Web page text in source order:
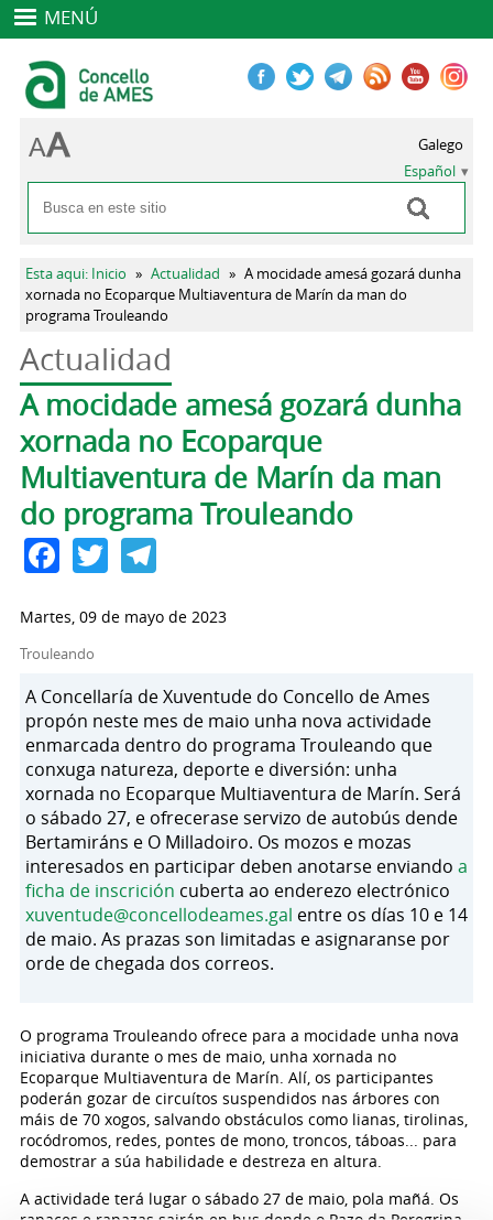
MENÚ
Formulario de búsqueda
Buscar
Galego
Español
Se encuentra usted aquí
Esta aqui: Inicio » Actualidad » A mocidade amesá gozará dunha
xornada no Ecoparque Multiaventura de Marín da man do
programa Trouleando
Actualidad
Solapas principales
A mocidade amesá gozará dunha
xornada no Ecoparque
Multiaventura de Marín da man
do programa Trouleando
Facebook
TwitterTelegram
Martes, 09 de mayo de 2023
Trouleando
A Concellaría de Xuventude do Concello de Ames
propón neste mes de maio unha nova actividade
enmarcada dentro do programa Trouleando que
conxuga natureza, deporte e diversión: unha
xornada no Ecoparque Multiaventura de Marín. Será
o sábado 27, e ofrecerase servizo de autobús dende
Bertamiráns e O Milladoiro. Os mozos e mozas
interesados en participar deben anotarse enviando a
ficha de inscrición cuberta ao enderezo electrónico
xuventude@concellodeames.gal entre os días 10 e 14
de maio. As prazas son limitadas e asignaranse por
orde de chegada dos correos.
O programa Trouleando ofrece para a mocidade unha nova
iniciativa durante o mes de maio, unha xornada no
Ecoparque Multiaventura de Marín. Alí, os participantes
poderán gozar de circuítos suspendidos nas árbores con
máis de 70 xogos, salvando obstáculos como lianas, tirolinas,
rocódromos, redes, pontes de mono, troncos, táboas... para
demostrar a súa habilidade e destreza en altura.
A actividade terá lugar o sábado 27 de maio, pola mañá. Os